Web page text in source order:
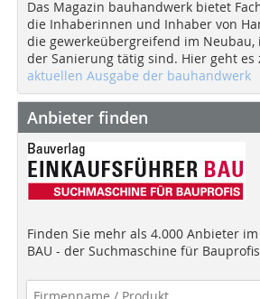
Das Magazin bauhandwerk bietet
die Inhaberinnen und Inhaber von
die gewerkeübergreifend im Neubau,
der Sanierung tätig sind. Hier geht es
aktuellen Ausgabe der bauhandwerk
Anbieter finden
Finden Sie mehr als 4.000 Anbieter im
BAU - der Suchmaschine für